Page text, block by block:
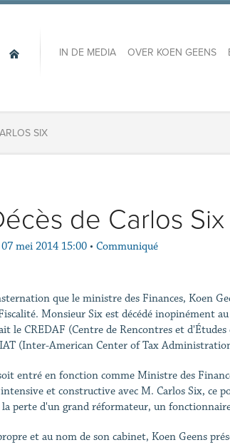
IN DE MEDIA OVER KOEN GEENS
SIX
de Carlos Six
07 mei 2014 15:00 • Communiqué
que le ministre des Finances, Koen
Monsieur Six est décédé inopinément
le CREDAF (Centre de Rencontres et
(Inter-American Center of Tax
entré en fonction comme Ministre des
et constructive avec M. Carlos Six, ce
la perte d'un grand réformateur, un
et au nom de son cabinet, Koen Geens